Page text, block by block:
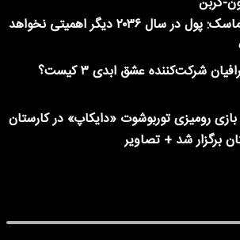
ایلان ماسک: پول در سال ۲۰۳۶ دیگر اهمیتی نخواهد
شرکت‌کننده عشق ابدی ۳ کیست؟
رومیزی توربوشوت «دایکاپ» در کارستان
برگزار شد + تصاویر